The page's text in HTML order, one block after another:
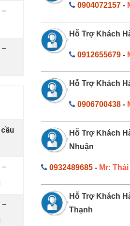
–
–
0904072157 -
Hỗ Trợ Khách
0912655679 -
Hỗ Trợ Khách
0906700438 -
Hỗ Trợ Khách
Nhuận
0932489685- Mr: Thái
Hỗ Trợ Khách
Thạnh